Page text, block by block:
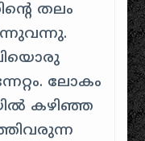
തലം
ലോകം
കഴിഞ്ഞ